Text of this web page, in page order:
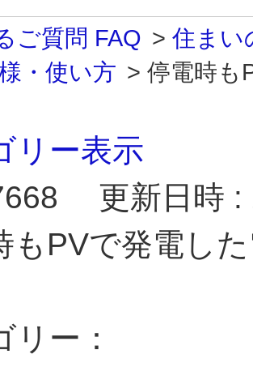
ご質問 FAQ > 住まい
・使い方 > 停電時も
リー表示
更新日時
もPVで発電し
リー：